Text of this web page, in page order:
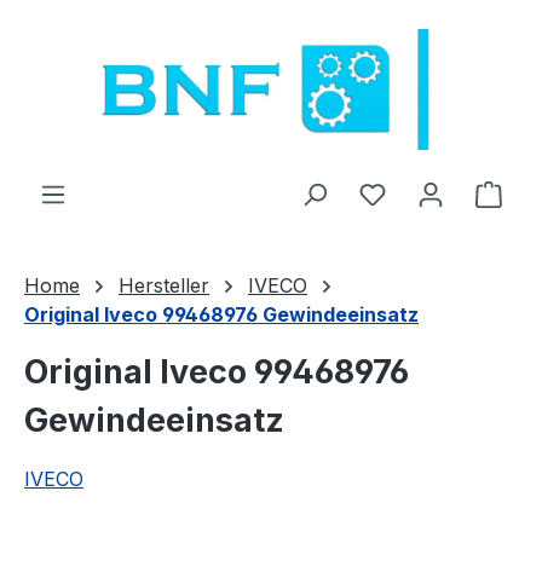
Du hast 0
Home Hersteller
IVECO
Original Iveco 99468976 Gewindeeinsatz
Original Iveco 99468976
Gewindeeinsatz
IVECO